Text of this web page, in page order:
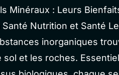
Minéraux : Leurs
Santé Nutrition et Santé
inorganiques
sol et les roches.